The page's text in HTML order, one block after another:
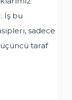
İş bu
sadece
üçüncü taraf